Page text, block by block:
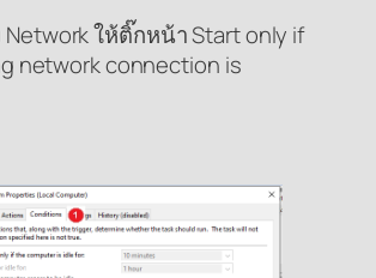
ให้ติ๊กหน้า Start only if
network connection is